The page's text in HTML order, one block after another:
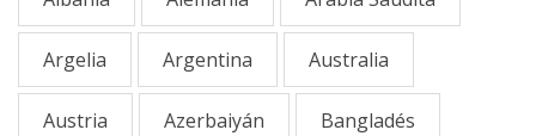
Argelia Argentina Australia
Austria Azerbaiyán Bangladés